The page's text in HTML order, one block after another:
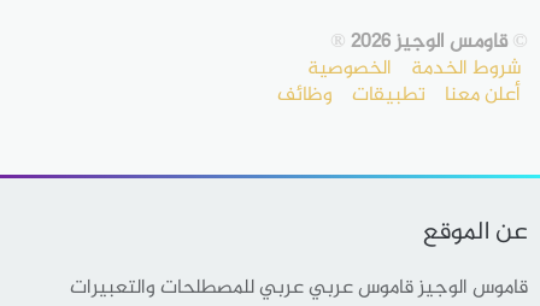
©قاومس الوجيز 2026 ®
شروط الخدمة الخصوصية
أعلن معنا تطبيقات وظائف
عن الموقع
قاموس الوجيز قاموس عربي عربي للمصطلحات والتعبيرات